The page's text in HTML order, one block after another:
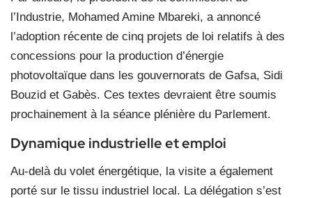
l’Industrie, Mohamed Amine Mbareki, a annoncé
l’adoption récente de cinq projets de loi relatifs à des
concessions pour la production d’énergie
photovoltaïque dans les gouvernorats de Gafsa, Sidi
Bouzid et Gabès. Ces textes devraient être soumis
prochainement à la séance plénière du Parlement.
Dynamique industrielle et emploi
Au-delà du volet énergétique, la visite a également
porté sur le tissu industriel local. La délégation s’est